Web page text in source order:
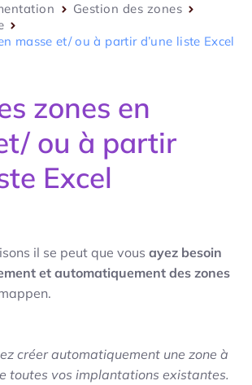
Gestion des zones
masse et/ ou à partir d’une liste Excel
zones en
ou à partir
Excel
il se peut que vous ayez besoin
et automatiquement des zones
créer automatiquement une zone à
toutes vos implantations existantes.